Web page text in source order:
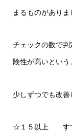
まるものがありま
チェックの数で
険性が高いという
少しずつでも改
☆１５以上 すで